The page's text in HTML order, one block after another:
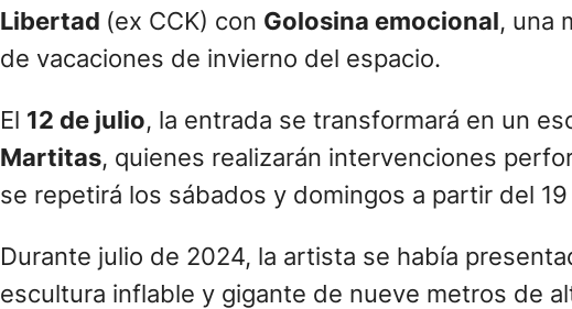
Libertad (ex CCK) con Golosina emocional, una
de vacaciones de invierno del espacio.
El 12 de julio, la entrada se transformará en un
Martitas, quienes realizarán intervenciones
se repetirá los sábados y domingos a partir del
Durante julio de 2024, la artista se había
escultura inflable y gigante de nueve metros de